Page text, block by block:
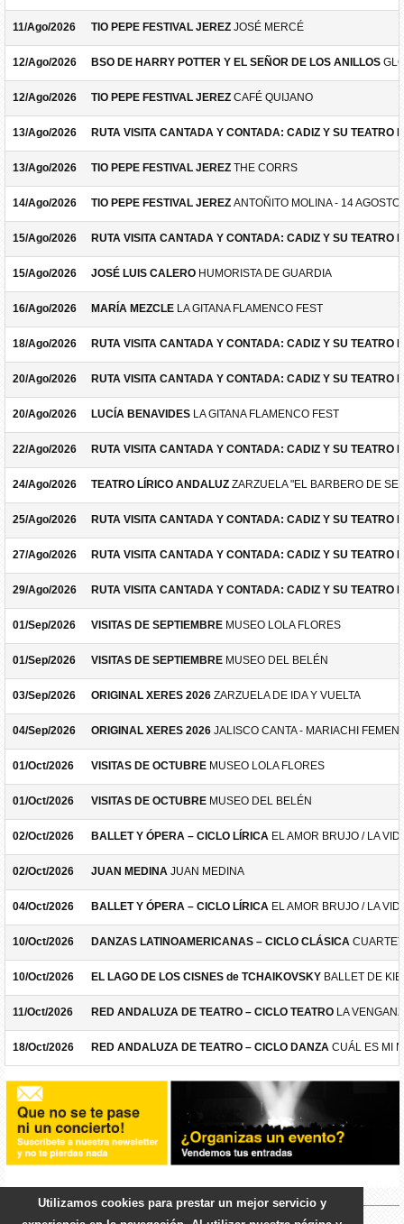
11/Ago/2026 TIO PEPE FESTIVAL JEREZ JOSÉ MERCÉ
12/Ago/2026 BSO DE HARRY POTTER Y EL SEÑOR DE LOS ANILLOS
12/Ago/2026 TIO PEPE FESTIVAL JEREZ CAFÉ QUIJANO
13/Ago/2026 RUTA VISITA CANTADA Y CONTADA: CADIZ Y SU TEATRO
13/Ago/2026 TIO PEPE FESTIVAL JEREZ THE CORRS
14/Ago/2026 TIO PEPE FESTIVAL JEREZ ANTOÑITO MOLINA - 14 AGOSTO
15/Ago/2026 RUTA VISITA CANTADA Y CONTADA: CADIZ Y SU TEATRO
15/Ago/2026 JOSÉ LUIS CALERO HUMORISTA DE GUARDIA
16/Ago/2026 MARÍA MEZCLE LA GITANA FLAMENCO FEST
18/Ago/2026 RUTA VISITA CANTADA Y CONTADA: CADIZ Y SU TEATRO
20/Ago/2026 RUTA VISITA CANTADA Y CONTADA: CADIZ Y SU TEATRO
20/Ago/2026 LUCÍA BENAVIDES LA GITANA FLAMENCO FEST
22/Ago/2026 RUTA VISITA CANTADA Y CONTADA: CADIZ Y SU TEATRO
24/Ago/2026 TEATRO LÍRICO ANDALUZ ZARZUELA "EL BARBERO DE
25/Ago/2026 RUTA VISITA CANTADA Y CONTADA: CADIZ Y SU TEATRO
27/Ago/2026 RUTA VISITA CANTADA Y CONTADA: CADIZ Y SU TEATRO
29/Ago/2026 RUTA VISITA CANTADA Y CONTADA: CADIZ Y SU TEATRO
01/Sep/2026 VISITAS DE SEPTIEMBRE MUSEO LOLA FLORES
01/Sep/2026 VISITAS DE SEPTIEMBRE MUSEO DEL BELÉN
03/Sep/2026 ORIGINAL XERES 2026 ZARZUELA DE IDA Y VUELTA
04/Sep/2026 ORIGINAL XERES 2026 JALISCO CANTA - MARIACHI
01/Oct/2026 VISITAS DE OCTUBRE MUSEO LOLA FLORES
01/Oct/2026 VISITAS DE OCTUBRE MUSEO DEL BELÉN
02/Oct/2026 BALLET Y ÓPERA – CICLO LÍRICA EL AMOR BRUJO / LA
02/Oct/2026 JUAN MEDINA JUAN MEDINA
04/Oct/2026 BALLET Y ÓPERA – CICLO LÍRICA EL AMOR BRUJO / LA
10/Oct/2026 DANZAS LATINOAMERICANAS – CICLO CLÁSICA
10/Oct/2026 EL LAGO DE LOS CISNES de TCHAIKOVSKY BALLET DE
11/Oct/2026 RED ANDALUZA DE TEATRO – CICLO TEATRO LA
18/Oct/2026 RED ANDALUZA DE TEATRO – CICLO DANZA CUÁL ES MI
Utilizamos cookies para prestar un mejor servicio y